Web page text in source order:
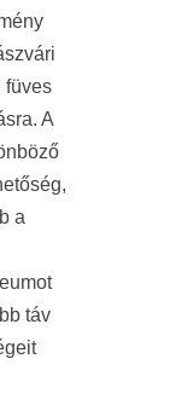
füves
A
a
táv